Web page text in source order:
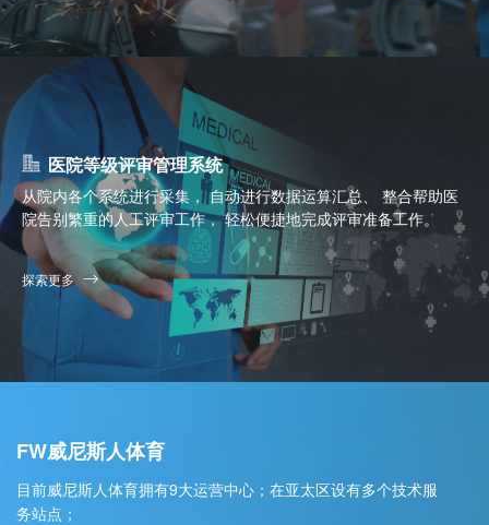
医院等级评审管理系统
从院内各个系统进行采集， 自动进行数据运算汇总、 整合帮助医
院告别繁重的人工评审工作， 轻松便捷地完成评审准备工作。
探索更多
FW威尼斯人体育
目前威尼斯人体育拥有9大运营中心；在亚太区设有多个技术服
务站点；